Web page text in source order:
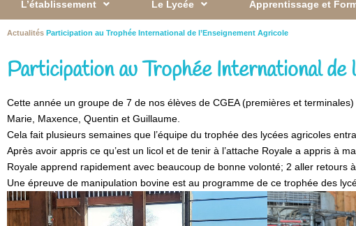
L’établissement Le Lycée Apprentissage et
Actualités Participation au Trophée International de l’Enseignement Agricole
Participation au Trophée International de
Cette année un groupe de 7 de nos élèves de CGEA (premières et
Marie, Maxence, Quentin et Guillaume.
Cela fait plusieurs semaines que l’équipe du trophée des lycées agricoles
Après avoir appris ce qu’est un licol et de tenir à l’attache Royale a appris à
Royale apprend rapidement avec beaucoup de bonne volonté; 2 aller retours
Une épreuve de manipulation bovine est au programme de ce trophée des